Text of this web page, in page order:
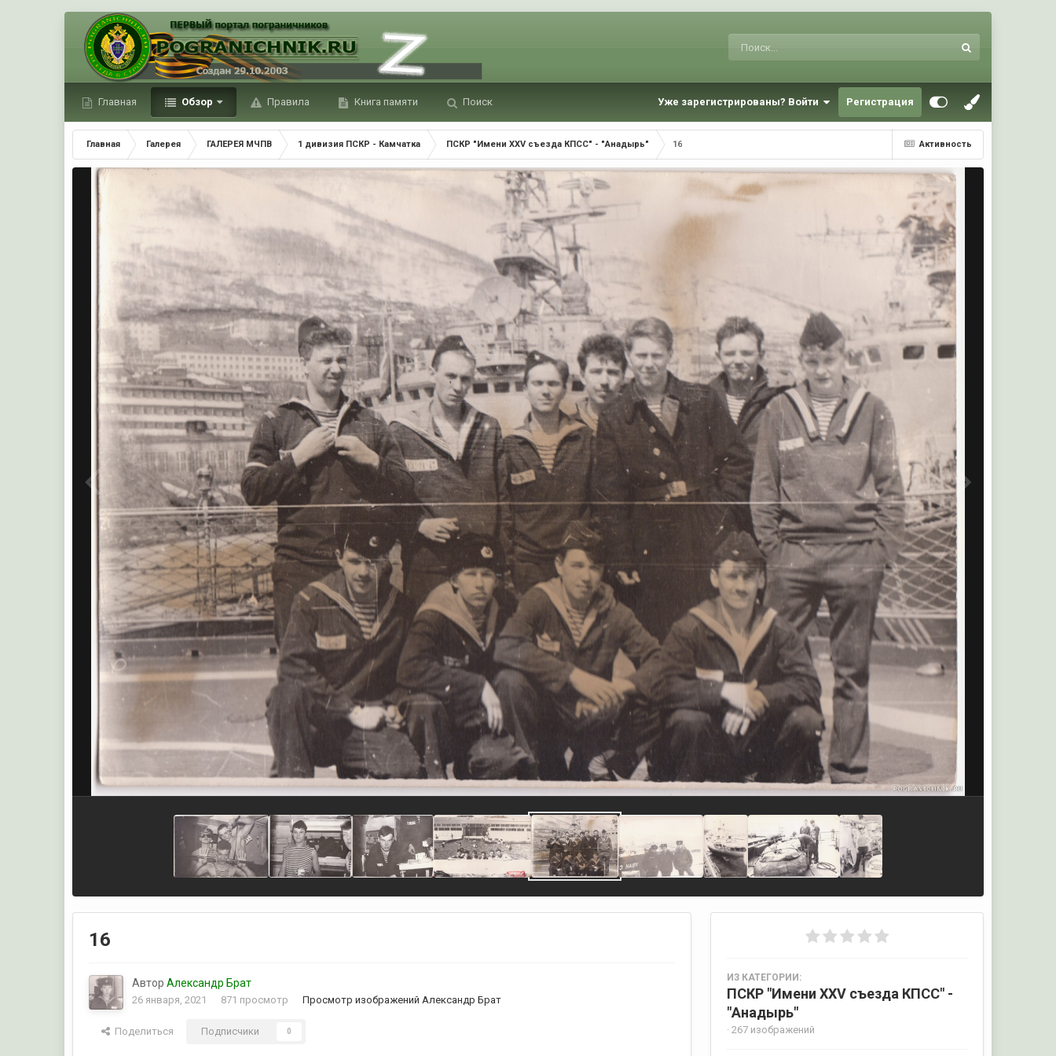
Главная Обзор Правила Книга памяти Поиск Уже зарегистрированы? Войти Регистрация
Активность
Главная Галерея ГАЛЕРЕЯ МЧПВ 1 дивизия ПСКР - Камчатка ПСКР "Имени XXV съезда КПСС" - "Анадырь" 16
16
АвторАлександр Брат
26 января, 2021 871 просмотр Просмотр изображений Александр Брат
Поделиться Подписчики 0
ИЗ КАТЕГОРИИ:
ПСКР "Имени XXV съезда КПСС" -
"Анадырь"
· 267 изображений